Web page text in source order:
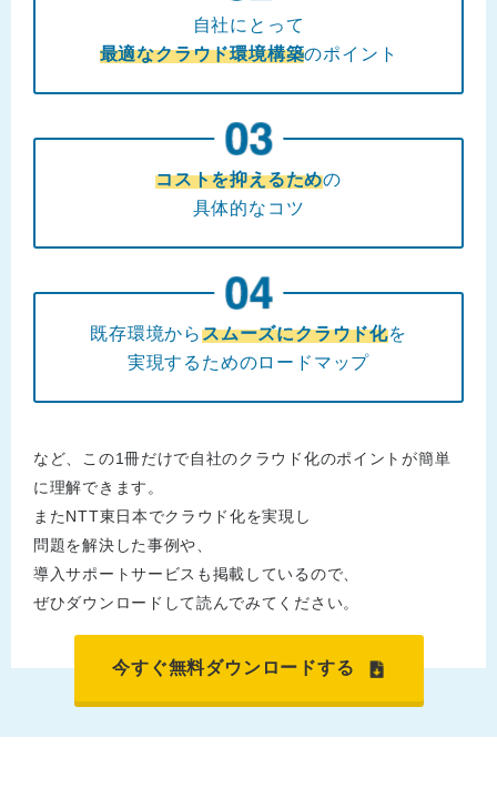
自社にとって
最適なクラウド環境構築のポイント
コストを抑えるための
具体的なコツ
既存環境からスムーズにクラウド化を
実現するためのロードマップ
など、この1冊だけで自社のクラウド化のポイントが簡単
に理解できます。
またNTT東日本でクラウド化を実現し
問題を解決した事例や、
導入サポートサービスも掲載しているので、
ぜひダウンロードして読んでみてください。
今すぐ無料ダウンロードする